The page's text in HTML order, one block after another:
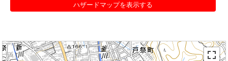
ハザードマップを表示する